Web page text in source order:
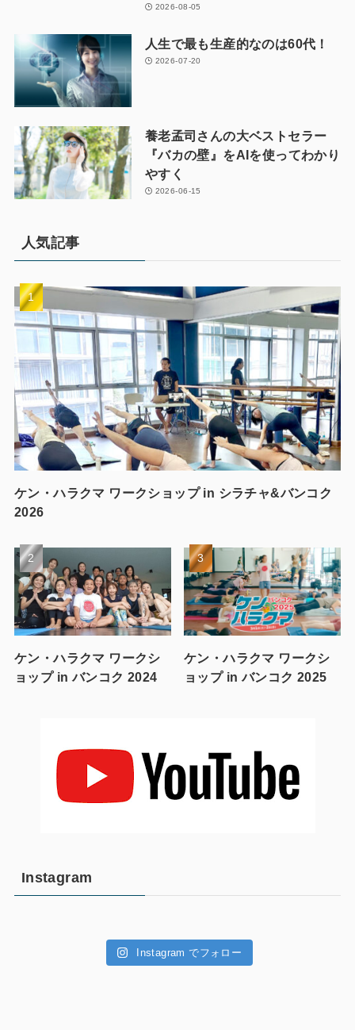
2026-08-05
人生で最も生産的なのは60代！
2026-07-20
養老孟司さんの大ベストセラー
『バカの壁』をAIを使ってわかり
やすく
2026-06-15
人気記事
ケン・ハラクマ ワークショップ in シラチャ&バンコク
2026
ケン・ハラクマ ワークシ
ョップ in バンコク 2024
ケン・ハラクマ ワークシ
ョップ in バンコク 2025
Instagram
Instagram でフォロー